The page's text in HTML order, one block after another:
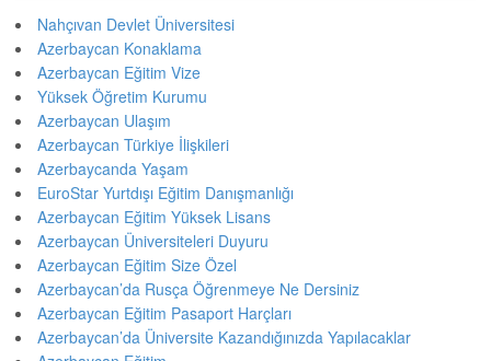
Nahçıvan Devlet Üniversitesi
Azerbaycan Konaklama
Azerbaycan Eğitim Vize
Yüksek Öğretim Kurumu
Azerbaycan Ulaşım
Azerbaycan Türkiye İlişkileri
Azerbaycanda Yaşam
EuroStar Yurtdışı Eğitim Danışmanlığı
Azerbaycan Eğitim Yüksek Lisans
Azerbaycan Üniversiteleri Duyuru
Azerbaycan Eğitim Size Özel
Azerbaycan’da Rusça Öğrenmeye Ne Dersiniz
Azerbaycan Eğitim Pasaport Harçları
Azerbaycan’da Üniversite Kazandığınızda Yapılacaklar